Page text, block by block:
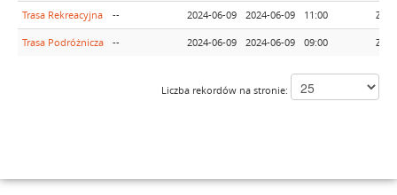
Trasa Rekreacyjna -- 2024-06-09 2024-06-09 11:00
Trasa Podróżnicza -- 2024-06-09 2024-06-09 09:00
Liczba rekordów na stronie: